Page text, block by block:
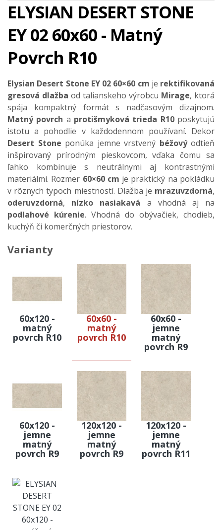
ELYSIAN DESERT STONE
EY 02 60x60 - Matný
Povrch R10
Elysian Desert Stone EY 02 60×60 cm je rektifikovaná
gresová dlažba od talianskeho výrobcu Mirage, ktorá
spája kompaktný formát s nadčasovým dizajnom.
Matný povrch a protišmyková trieda R10poskytujú
istotu a pohodlie v každodennom používaní. Dekor
Desert Stone ponúka jemne vrstvený béžovýodtieň
inšpirovaný prírodným pieskovcom, vďaka čomu sa
ľahko kombinuje s neutrálnymi aj kontrastnými
materiálmi. Rozmer 60×60 cm je praktický na pokládku
v rôznych typoch miestností. Dlažba je mrazuvzdorná,
oderuvzdorná, nízko nasiakavá a vhodná aj na
podlahové kúrenie. Vhodná do obývačiek, chodieb,
kuchýň či komerčných priestorov.
Varianty
60x120 -
matný
povrch R10
60x60 -
matný
povrch R10
60x60 -
jemne
matný
povrch R9
60x120 -
jemne
matný
povrch R9
120x120 -
jemne
matný
povrch R9
120x120 -
jemne
matný
povrch R11